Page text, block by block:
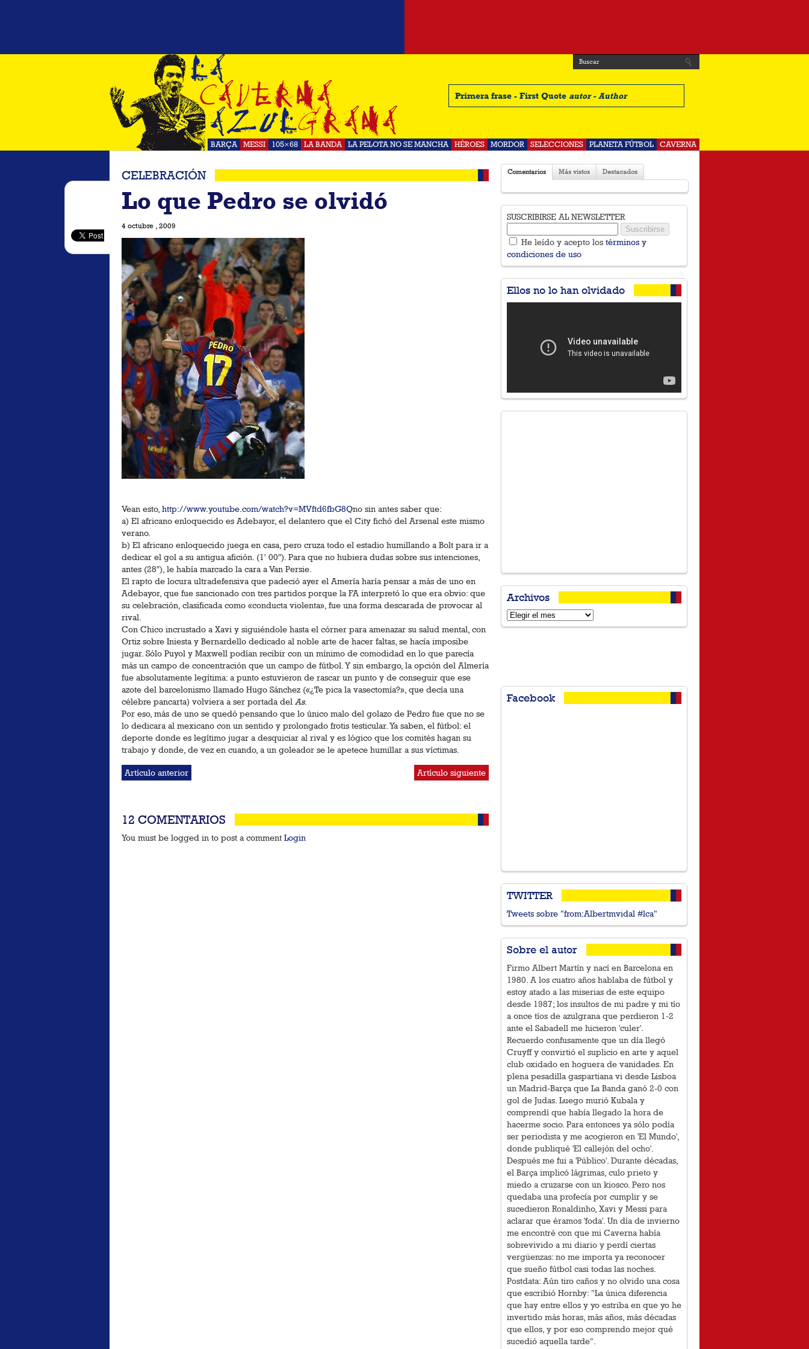
Primera frase - First Quote autor - Author
BARÇA MESSI 105×68 LA BANDA LA PELOTA NO SE MANCHA HÉROES MORDOR SELECCIONES PLANETA FÚTBOL CAVERNA
CELEBRACIÓN
Lo que Pedro se olvidó
4 octubre , 2009
Vean esto, http://www.youtube.com/watch?v=MVftd6fbG8Qno sin antes saber que:
a) El africano enloquecido es Adebayor, el delantero que el City fichó del Arsenal este mismo
verano.
b) El africano enloquecido juega en casa, pero cruza todo el estadio humillando a Bolt para ir a
dedicar el gol a su antigua afición. (1′ 00″). Para que no hubiera dudas sobre sus intenciones,
antes (28″), le había marcado la cara a Van Persie.
El rapto de locura ultradefensiva que padeció ayer el Amería haría pensar a más de uno en
Adebayor, que fue sancionado con tres partidos porque la FA interpretó lo que era obvio: que
su celebración, clasificada como «conducta violenta», fue una forma descarada de provocar al
rival.
Con Chico incrustado a Xavi y siguiéndole hasta el córner para amenazar su salud mental, con
Ortiz sobre Iniesta y Bernardello dedicado al noble arte de hacer faltas, se hacía imposibe
jugar. Sólo Puyol y Maxwell podían recibir con un mínimo de comodidad en lo que parecía
más un campo de concentración que un campo de fútbol. Y sin embargo, la opción del Almería
fue absolutamente legítima: a punto estuvieron de rascar un punto y de conseguir que ese
azote del barcelonismo llamado Hugo Sánchez («¿Te pica la vasectomía?», que decía una
célebre pancarta) volviera a ser portada del As.
Por eso, más de uno se quedó pensando que lo único malo del golazo de Pedro fue que no se
lo dedicara al mexicano con un sentido y prolongado frotis testicular. Ya saben, el fútbol: el
deporte donde es legítimo jugar a desquiciar al rival y es lógico que los comités hagan su
trabajo y donde, de vez en cuando, a un goleador se le apetece humillar a sus víctimas.
Artículo anterior Artículo siguiente
12 COMENTARIOS
You must be logged in to post a comment Login
Comentarios Más vistos Destacados
SUSCRIBIRSE AL NEWSLETTER
He leído y acepto los términos y
condiciones de uso
Ellos no lo han olvidado
Archivos
Archivos
Facebook
TWITTER
Tweets sobre "from:Albertmvidal #lca"
Sobre el autor
Firmo Albert Martín y nací en Barcelona en
1980. A los cuatro años hablaba de fútbol y
estoy atado a las miserias de este equipo
desde 1987; los insultos de mi padre y mi tío
a once tíos de azulgrana que perdieron 1-2
ante el Sabadell me hicieron 'culer'.
Recuerdo confusamente que un día llegó
Cruyff y convirtió el suplicio en arte y aquel
club oxidado en hoguera de vanidades. En
plena pesadilla gaspartiana vi desde Lisboa
un Madrid-Barça que La Banda ganó 2-0 con
gol de Judas. Luego murió Kubala y
comprendí que había llegado la hora de
hacerme socio. Para entonces ya sólo podía
ser periodista y me acogieron en 'El Mundo',
donde publiqué 'El callejón del ocho'.
Después me fui a 'Público'. Durante décadas,
el Barça implicó lágrimas, culo prieto y
miedo a cruzarse con un kiosco. Pero nos
quedaba una profecía por cumplir y se
sucedieron Ronaldinho, Xavi y Messi para
aclarar que éramos 'foda'. Un día de invierno
me encontré con que mi Caverna había
sobrevivido a mi diario y perdí ciertas
vergüenzas: no me importa ya reconocer
que sueño fútbol casi todas las noches.
Postdata: Aún tiro caños y no olvido una cosa
que escribió Hornby: "La única diferencia
que hay entre ellos y yo estriba en que yo he
invertido más horas, más años, más décadas
que ellos, y por eso comprendo mejor qué
sucedió aquella tarde".